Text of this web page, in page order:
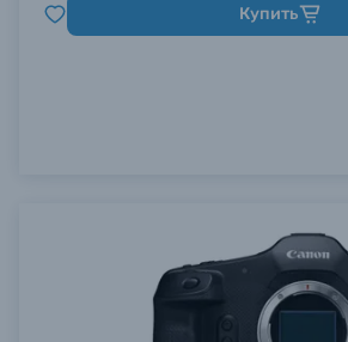
Купить